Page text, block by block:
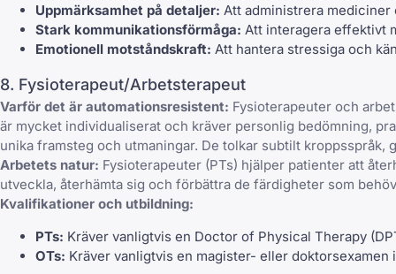
Uppmärksamhet på detaljer: Att administrera
Stark kommunikationsförmåga: Att interagera effektivt
Emotionell motståndskraft: Att hantera stressiga och
8. Fysioterapeut/Arbetsterapeut
Varför det är automationsresistent: Fysioterapeuter och
är mycket individualiserat och kräver personlig bedömning,
unika framsteg och utmaningar. De tolkar subtilt
Arbetets natur: Fysioterapeuter (PTs) hjälper patienter att
utveckla, återhämta sig och förbättra de färdigheter som
Kvalifikationer och utbildning:
PTs: Kräver vanligtvis en Doctor of Physical Therapy
OTs: Kräver vanligtvis en magister- eller